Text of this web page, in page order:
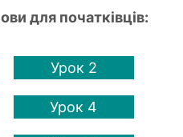
для початківців:
Урок 2
Урок 4